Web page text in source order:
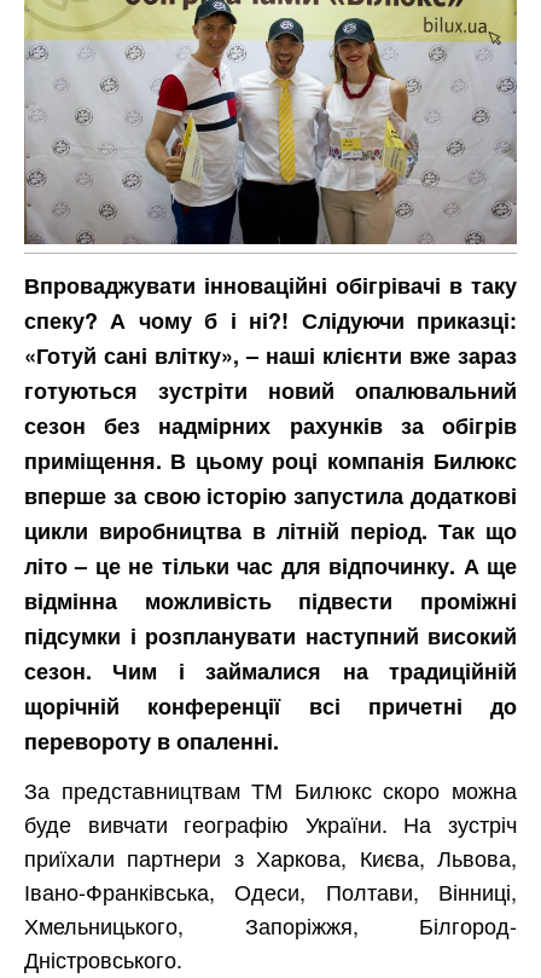
Впроваджувати інноваційні обігрівачі в таку
спеку? А чому б і ні?! Слідуючи приказці:
«Готуй сані влітку», – наші клієнти вже зараз
готуються зустріти новий опалювальний
сезон без надмірних рахунків за обігрів
приміщення. В цьому році компанія Билюкс
вперше за свою історію запустила додаткові
цикли виробництва в літній період. Так що
літо – це не тільки час для відпочинку. А ще
відмінна можливість підвести проміжні
підсумки і розпланувати наступний високий
сезон. Чим і займалися на традиційній
щорічній конференції всі причетні до
перевороту в опаленні.
За представництвам ТМ Билюкс скоро можна
буде вивчати географію України. На зустріч
приїхали партнери з Харкова, Києва, Львова,
Івано-Франківська, Одеси, Полтави, Вінниці,
Хмельницького, Запоріжжя, Білгород-
Дністровського.